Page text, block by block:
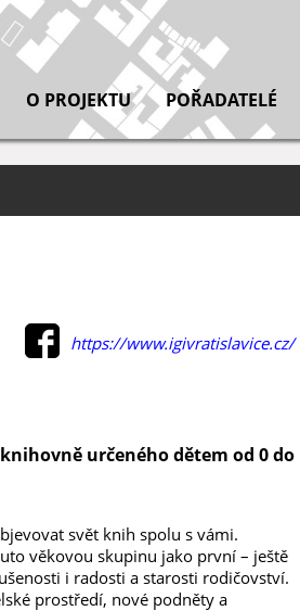
O PROJEKTU POŘADATELÉ
https://www.igivratislavice.cz/
určeného dětem od 0 do
svět knih spolu s vámi.
věkovou skupinu jako první – ještě
i radosti a starosti rodičovství.
prostředí, nové podněty a